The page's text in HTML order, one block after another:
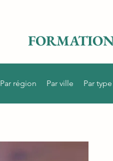
Par région Par ville Par